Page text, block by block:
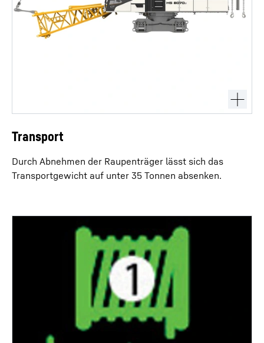
Transport
Durch Abnehmen der Raupenträger lässt sich das
Transportgewicht auf unter 35 Tonnen absenken.